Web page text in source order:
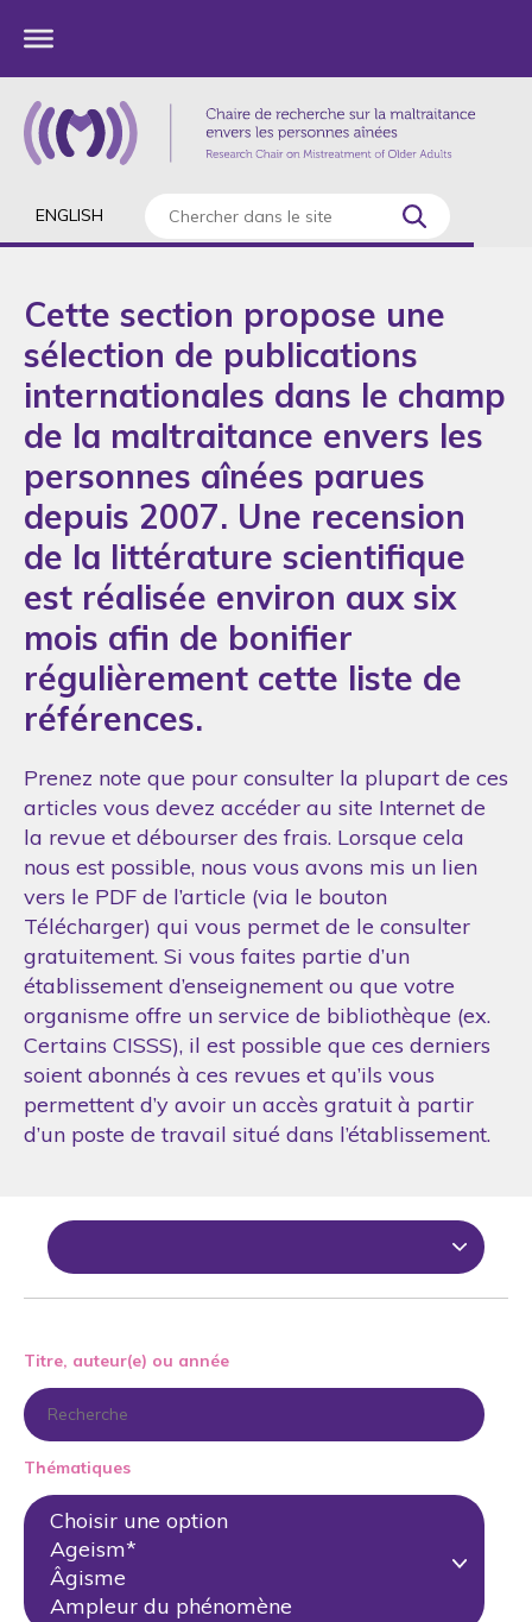
ENGLISH
Cette section propose une
sélection de publications
internationales dans le champ
de la maltraitance envers les
personnes aînées parues
depuis 2007. Une recension
de la littérature scientifique
est réalisée environ aux six
mois afin de bonifier
régulièrement cette liste de
références.
Prenez note que pour consulter la plupart de ces
articles vous devez accéder au site Internet de
la revue et débourser des frais. Lorsque cela
nous est possible, nous vous avons mis un lien
vers le PDF de l’article (via le bouton
Télécharger) qui vous permet de le consulter
gratuitement. Si vous faites partie d’un
établissement d’enseignement ou que votre
organisme offre un service de bibliothèque (ex.
Certains CISSS), il est possible que ces derniers
soient abonnés à ces revues et qu’ils vous
permettent d’y avoir un accès gratuit à partir
d’un poste de travail situé dans l’établissement.
Titre, auteur(e) ou année
Thématiques